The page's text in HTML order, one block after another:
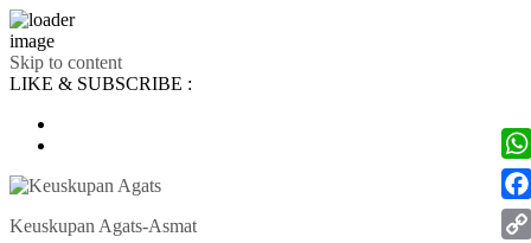
Skip to content
LIKE & SUBSCRIBE :
Keuskupan Agats-Asmat